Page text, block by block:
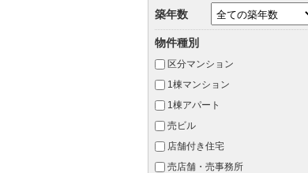
築年数
物件種別
区分マンション
1棟マンション
1棟アパート
売ビル
店舗付き住宅
売店舗・売事務所